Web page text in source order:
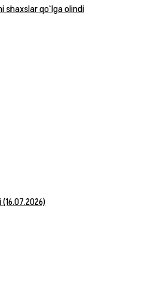
shaxslar qoʻlga olindi